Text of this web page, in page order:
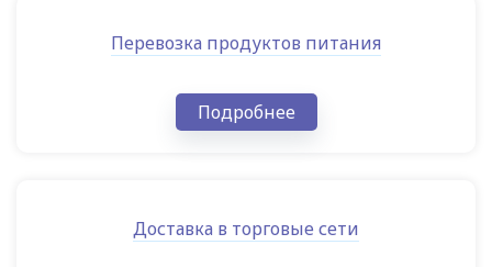
Перевозка продуктов питания
Подробнее
Доставка в торговые сети